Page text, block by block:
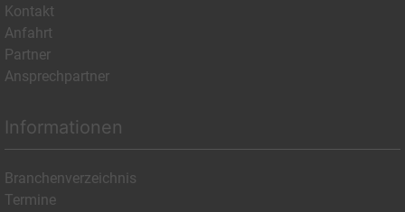
Kontakt
Anfahrt
Partner
Ansprechpartner
Informationen
Branchenverzeichnis
Termine